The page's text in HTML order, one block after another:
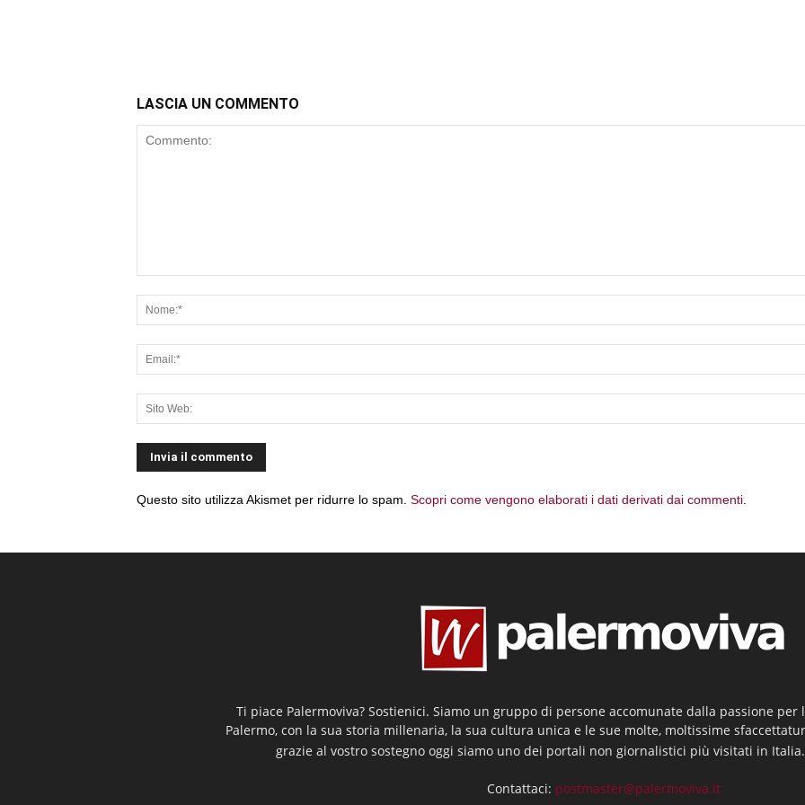
LASCIA UN COMMENTO
Questo sito utilizza Akismet per ridurre lo spam. Scopri come vengono elaborati i dati derivati dai commenti
Ti piace Palermoviva? Sostienici. Siamo un gruppo di persone accomunate dalla passione
Palermo, con la sua storia millenaria, la sua cultura unica e le sue molte, moltissime
grazie al vostro sostegno oggi siamo uno dei portali non giornalistici più visitati in Italia.
Contattaci: postmaster@palermoviva.it